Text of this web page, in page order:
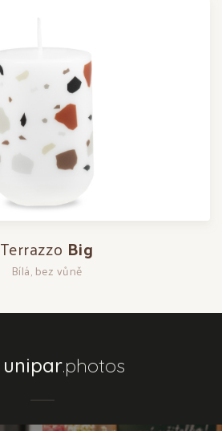
Terrazzo Big
Bílá, bez vůně
unipar.photos